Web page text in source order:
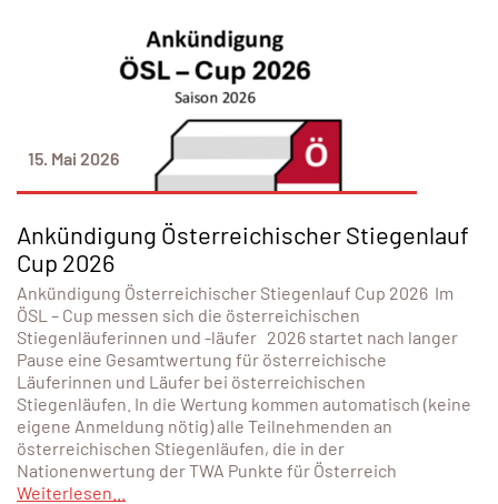
15. Mai 2026
Ankündigung Österreichischer Stiegenlauf
Cup 2026
Ankündigung Österreichischer Stiegenlauf Cup 2026 Im
ÖSL – Cup messen sich die österreichischen
Stiegenläuferinnen und -läufer 2026 startet nach langer
Pause eine Gesamtwertung für österreichische
Läuferinnen und Läufer bei österreichischen
Stiegenläufen. In die Wertung kommen automatisch (keine
eigene Anmeldung nötig) alle Teilnehmenden an
österreichischen Stiegenläufen, die in der
Nationenwertung der TWA Punkte für Österreich
Weiterlesen...